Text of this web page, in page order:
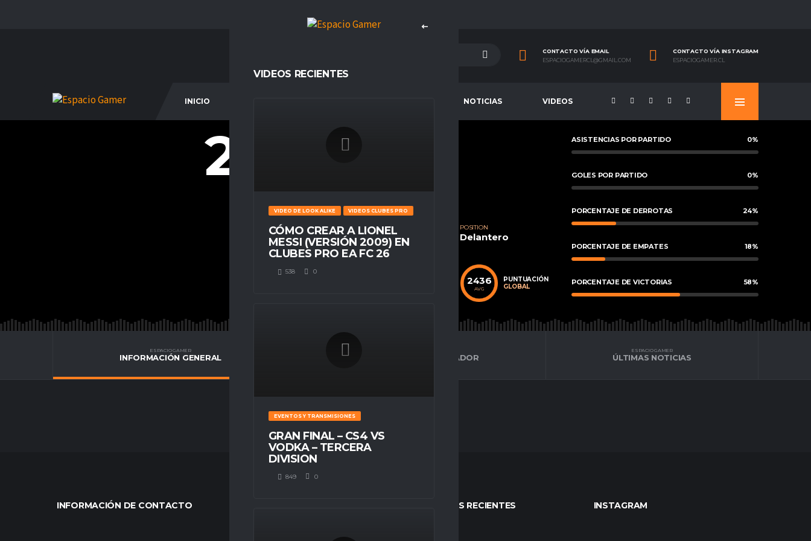
CONTACTO VÍA EMAIL
ESPACIOGAMERCL@GMAIL.COM
CONTACTO VÍA INSTAGRAM
ESPACIOGAMER.CL
INICIO NOTICIAS VIDEOS
VIDEOS RECIENTES
VIDEO DE LOOK ALIKE VIDEOS CLUBES PRO
CÓMO CREAR A LIONEL
MESSI (VERSIÓN 2009) EN
CLUBES PRO EA FC 26
538 0
EVENTOS Y TRANSMISIONES
GRAN FINAL – CS4 VS
VODKA – TERCERA
DIVISION
849 0
27 ZSVNTII27
San Felipe FC Underground
SEASONS
Temporada 23
NATIONALITY
Chile
POSITION
Delantero
2436
AVG
PUNTUACIÓN
GLOBAL
ASISTENCIAS POR PARTIDO 0%
GOLES POR PARTIDO 0%
PORCENTAJE DE DERROTAS 24%
PORCENTAJE DE EMPATES 18%
PORCENTAJE DE VICTORIAS 58%
ESPACIO GAMER
INFORMACIÓN GENERAL ESTADÍSTICAS DEL JUGADOR
ESPACIO GAMER
ÚLTIMAS NOTICIAS
INFORMACIÓN DE CONTACTO ENTRADAS RECIENTES INSTAGRAM